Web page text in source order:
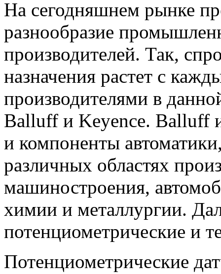
На сегодняшнем рынке
разнообразие
производителей. Так,
назначения растет с
производителями в
Balluff и Keyence. Balluff
и компоненты
различных областях
машиностроения,
химии и металлургии.
потенциометрические и
Потенциометрические